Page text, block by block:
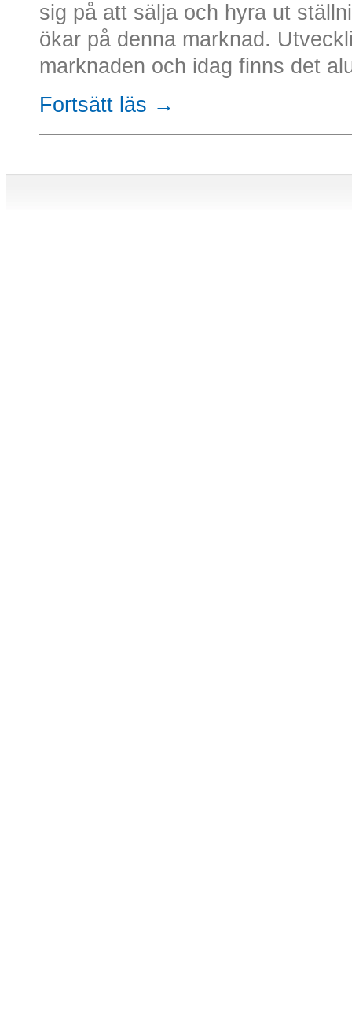
sig på att sälja och hyra ut
ökar på denna marknad.
marknaden och idag finns det
Fortsätt läs →